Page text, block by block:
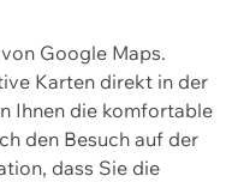
Google Maps.
Karten direkt in der
Ihnen die komfortable
den Besuch auf der
dass Sie die